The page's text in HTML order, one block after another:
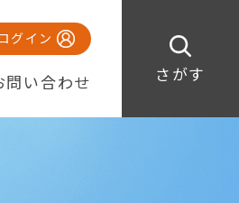
さがす
グイン
問い合わせ